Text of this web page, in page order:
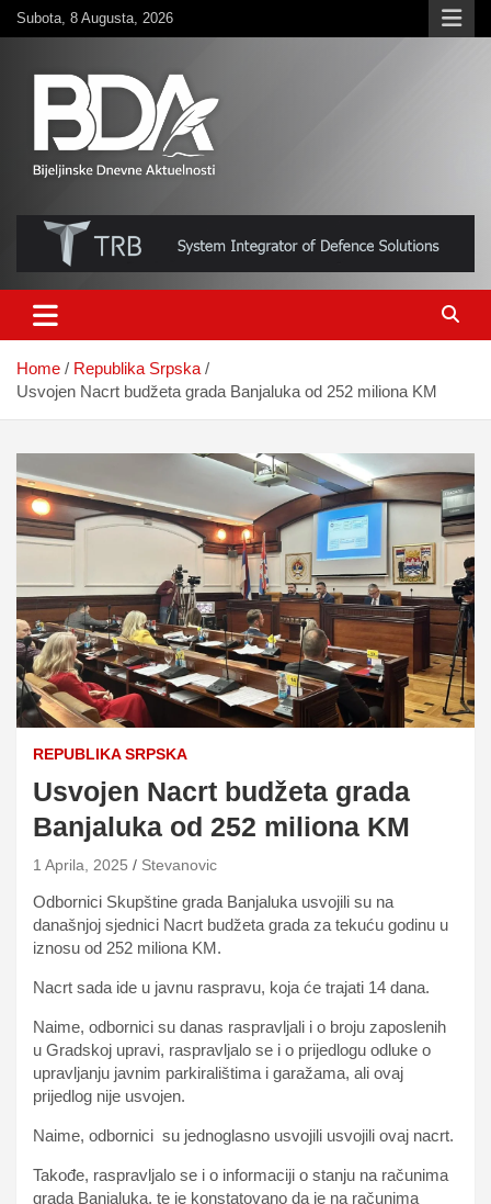
Skip
to
Subota, 8 Augusta, 2026
BNDAN.com
Home
Republika Srpska
Usvojen Nacrt budžeta grada Banjaluka od 252 miliona KM
REPUBLIKA SRPSKA
Usvojen Nacrt budžeta grada
Banjaluka od 252 miliona KM
1 Aprila, 2025 Stevanovic
Odbornici Skupštine grada Banjaluka usvojili su na
današnjoj sjednici Nacrt budžeta grada za tekuću godinu u
iznosu od 252 miliona KM.
Nacrt sada ide u javnu raspravu, koja će trajati 14 dana.
Naime, odbornici su danas raspravljali i o broju zaposlenih
u Gradskoj upravi, raspravljalo se i o prijedlogu odluke o
upravljanju javnim parkiralištima i garažama, ali ovaj
prijedlog nije usvojen.
Naime, odbornici su jednoglasno usvojili usvojili ovaj nacrt.
Takođe, raspravljalo se i o informaciji o stanju na računima
grada Banjaluka, te je konstatovano da je na računima